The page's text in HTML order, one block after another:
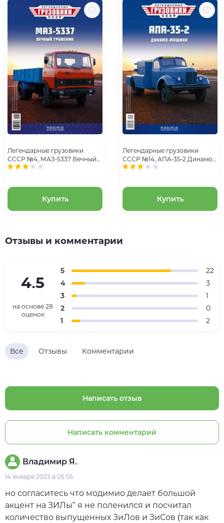
Легендарные грузовики
СССР №4, МАЗ-5337 Вечный
труженик
Купить
Легендарные грузовики
СССР №14, AПA-35-2 Динамо-
машина
Купить
Отзывы и комментарии
Все Отзывы Комментарии
Написать отзыв
Написать комментарий
Владимир Я.
14 января 2023 в 05:56
но согласитесь что модимио делает большой
акцент на ЗИЛы" я не поленился и посчитал
количество выпущенных ЗиЛов и ЗиСов (так как
4.5
на основе 28
оценок
5
22
4
3
3
1
2
0
1
2